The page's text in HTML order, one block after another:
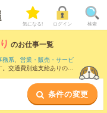
気になる! ログイン 検索
のお仕事一覧
務系、 営業・販売・サービ
交通費別途支給ありの条
条件の変更